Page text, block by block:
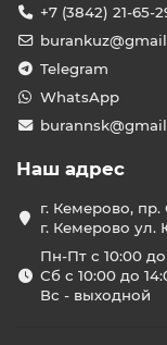
+7 (3842) 21-65-
Telegram
WhatsApp
Наш адрес
г. Кемерово, пр.
г. Кемерово ул.
Пн-Пт с 10:00 до
Сб с 10:00 до
Вс - выходной